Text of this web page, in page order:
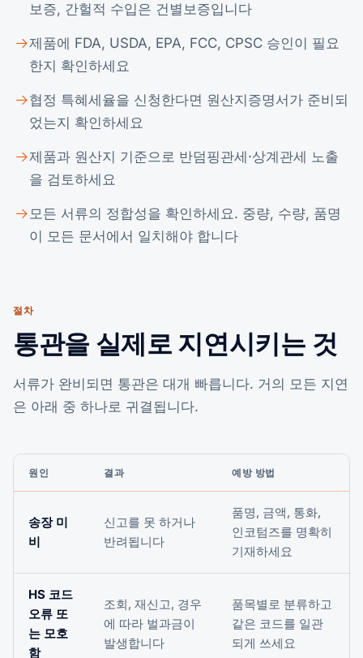
보증, 간헐적 수입은 건별보증입니다
제품에 FDA, USDA, EPA, FCC, CPSC 승인이 필요
한지 확인하세요
협정 특혜세율을 신청한다면 원산지증명서가 준비되
었는지 확인하세요
제품과 원산지 기준으로 반덤핑관세·상계관세 노출
을 검토하세요
모든 서류의 정합성을 확인하세요. 중량, 수량, 품명
이 모든 문서에서 일치해야 합니다
절차
통관을 실제로 지연시키는 것
서류가 완비되면 통관은 대개 빠릅니다. 거의 모든 지연
은 아래 중 하나로 귀결됩니다.
원인 결과 예방 방법
송장 미
비
신고를 못 하거나
반려됩니다
품명, 금액, 통화,
인코텀즈를 명확히
기재하세요
HS 코드
오류 또
는 모호
함
조회, 재신고, 경우
에 따라 벌과금이
발생합니다
품목별로 분류하고
같은 코드를 일관
되게 쓰세요